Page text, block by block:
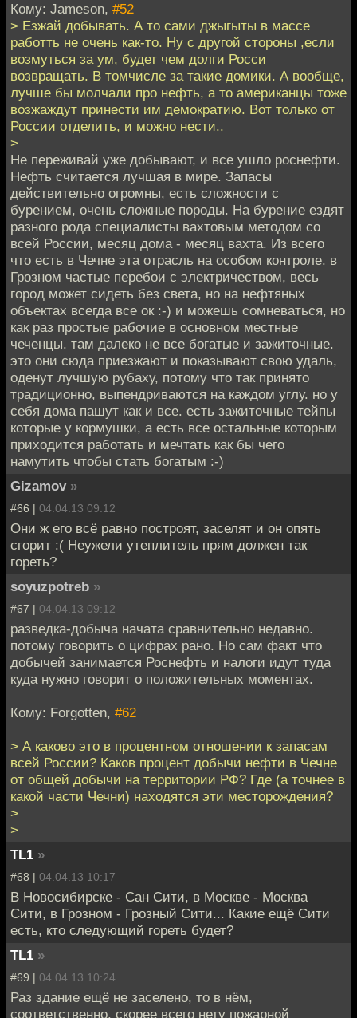
Кому: Jameson, #52
> Езжай добывать. А то сами джыгыты в массе
работть не очень как-то. Ну с другой стороны ,если
возмуться за ум, будет чем долги Росси
возвращать. В томчисле за такие домики. А вообще,
лучше бы молчали про нефть, а то американцы тоже
возжаждут принести им демократию. Вот только от
России отделить, и можно нести..
>
Не переживай уже добывают, и все ушло роснефти.
Нефть считается лучшая в мире. Запасы
действительно огромны, есть сложности с
бурением, очень сложные породы. На бурение ездят
разного рода специалисты вахтовым методом со
всей России, месяц дома - месяц вахта. Из всего
что есть в Чечне эта отрасль на особом контроле. в
Грозном частые перебои с электричеством, весь
город может сидеть без света, но на нефтяных
объектах всегда все ок :-) и можешь сомневаться, но
как раз простые рабочие в основном местные
чеченцы. там далеко не все богатые и зажиточные.
это они сюда приезжают и показывают свою удаль,
оденут лучшую рубаху, потому что так принято
традиционно, выпендриваются на каждом углу. но у
себя дома пашут как и все. есть зажиточные тейпы
которые у кормушки, а есть все остальные которым
приходится работать и мечтать как бы чего
намутить чтобы стать богатым :-)
Gizamov »
#66 | 04.04.13 09:12
Они ж его всё равно построят, заселят и он опять
сгорит :( Неужели утеплитель прям должен так
гореть?
soyuzpotreb »
#67 | 04.04.13 09:12
разведка-добыча начата сравнительно недавно.
потому говорить о цифрах рано. Но сам факт что
добычей занимается Роснефть и налоги идут туда
куда нужно говорит о положительных моментах.
Кому: Forgotten, #62
> А каково это в процентном отношении к запасам
всей России? Каков процент добычи нефти в Чечне
от общей добычи на территории РФ? Где (а точнее в
какой части Чечни) находятся эти месторождения?
>
>
TL1 »
#68 | 04.04.13 10:17
В Новосибирске - Сан Сити, в Москве - Москва
Сити, в Грозном - Грозный Сити... Какие ещё Сити
есть, кто следующий гореть будет?
TL1 »
#69 | 04.04.13 10:24
Раз здание ещё не заселено, то в нём,
соответственно, скорее всего нету пожарной